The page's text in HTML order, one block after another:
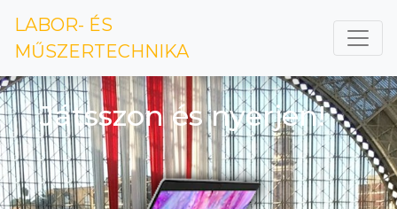
Játsszon és nyerjen!
LABOR- ÉS
MŰSZERTECHNIKA